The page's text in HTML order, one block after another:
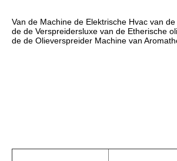
Van de Machine de Elektrische Hvac van
de de Verspreidersluxe van de Etherische
de de Olieverspreider Machine van